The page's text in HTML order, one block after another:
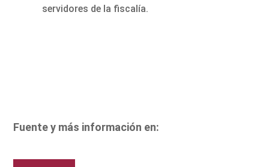
servidores de la fiscalía.
Fuente y más información en: